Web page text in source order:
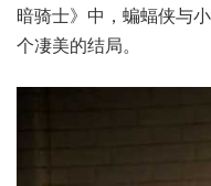
暗骑士》中，蝙蝠侠与
个凄美的结局。